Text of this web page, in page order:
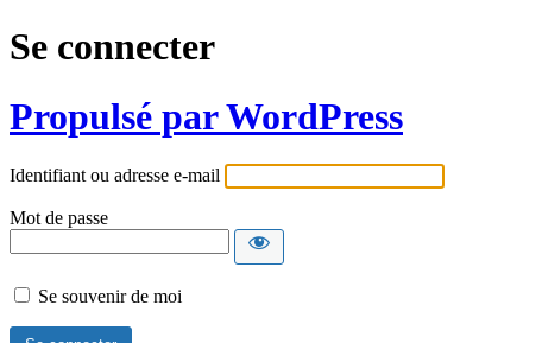
Se connecter
Propulsé par WordPress
Identifiant ou adresse e-mail
Mot de passe
Se souvenir de moi